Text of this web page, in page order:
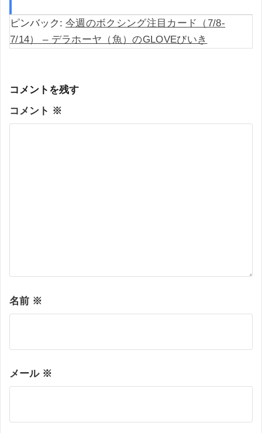
ピンバック: 今週のボクシング注目カード（7/8-
7/14） – デラホーヤ（魚）のGLOVEびいき
コメントを残す
コメント ※
名前 ※
メール ※